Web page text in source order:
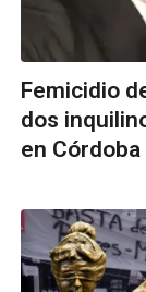
Femicidio
dos
en Córdoba